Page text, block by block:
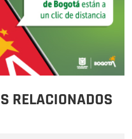
RELACIONADOS